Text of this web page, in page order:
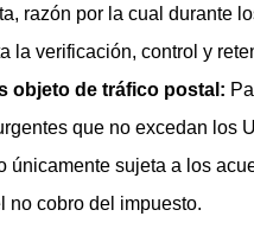
razón por la cual durante
la verificación, control y
objeto de tráfico postal:
que no excedan los
únicamente sujeta a los
no cobro del impuesto.